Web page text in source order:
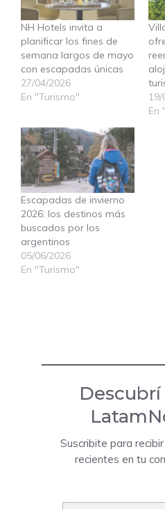
NH Hotels invita a
planificar los fines de
semana largos de mayo
con escapadas únicas
27/04/2026
En "Turismo"
19/
En
Escapadas de invierno
2026: los destinos más
buscados por los
argentinos
05/06/2026
En "Turismo"
Suscribite para
recientes en tu
Escribí tu correo electrónico…